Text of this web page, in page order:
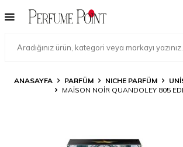
ANASAYFA PARFÜM NICHE PARFÜM
MAISON NOIR QUANDOLEY 805